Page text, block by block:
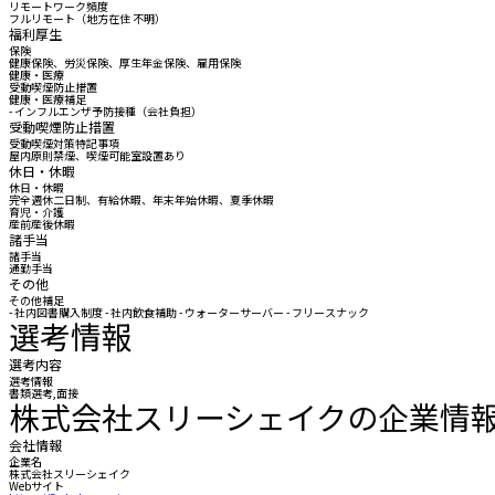
リモートワーク頻度
フルリモート（地方在住 不明）
福利厚生
保険
健康保険、労災保険、厚生年金保険、雇用保険
健康・医療
受動喫煙防止措置
健康・医療補足
- インフルエンザ予防接種（会社負担）
受動喫煙防止措置
受動喫煙対策特記事項
屋内原則禁煙、喫煙可能室設置あり
休日・休暇
休日・休暇
完全週休二日制、有給休暇、年末年始休暇、夏季休暇
育児・介護
産前産後休暇
諸手当
諸手当
通勤手当
その他
その他補足
- 社内図書購入制度 - 社内飲食補助 - ウォーターサーバー - フリースナック
選考情報
選考内容
選考情報
書類選考,面接
株式会社スリーシェイクの企業情
会社情報
企業名
株式会社スリーシェイク
Webサイト